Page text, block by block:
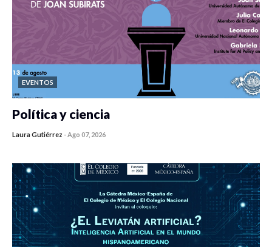
EVENTOS
Política y ciencia
Laura Gutiérrez -Ago 07, 2026